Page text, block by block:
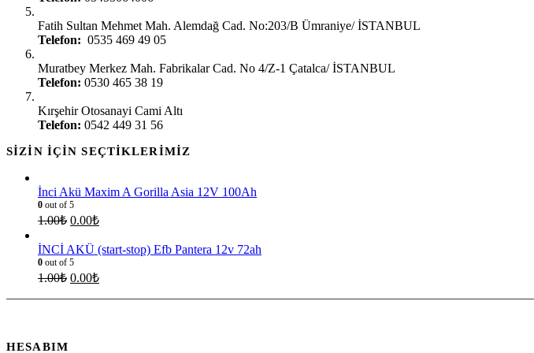
Fatih Sultan Mehmet Mah. Alemdağ Cad. No:203/B Ümraniye/ İSTANBUL
Telefon: 0535 469 49 05
Muratbey Merkez Mah. Fabrikalar Cad. No 4/Z-1 Çatalca/ İSTANBUL
Telefon: 0530 465 38 19
Kırşehir Otosanayi Cami Altı
Telefon: 0542 449 31 56
SIZIN İÇIN SEÇTIKLERIMIZ
İnci Akü Maxim A Gorilla Asia 12V 100Ah
0 out of 5
1.00₺ 0.00₺
İNCİ AKÜ (start-stop) Efb Pantera 12v 72ah
0 out of 5
1.00₺ 0.00₺
HESABIM